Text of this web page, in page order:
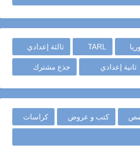
TARL ثالثة إعدادي
ثانية إعدادي جذع مشترك
كتب و عروض كراسات